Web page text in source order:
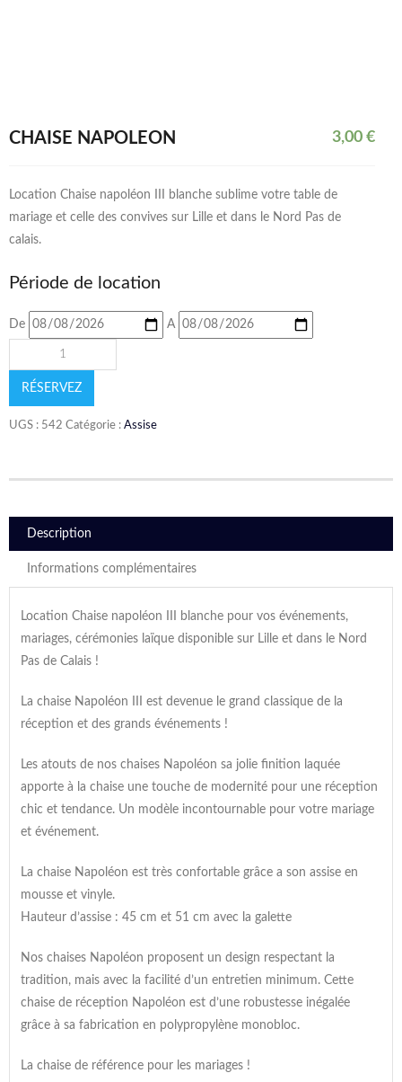
CHAISE NAPOLÉON 3,00 €
Location Chaise napoléon III blanche sublime votre table de
mariage et celle des convives sur Lille et dans le Nord Pas de
calais.
Période de location
De A
RÉSERVEZ
UGS : 542 Catégorie : Assise
Description
Informations complémentaires
Location Chaise napoléon III blanche pour vos événements,
mariages, cérémonies laïque disponible sur Lille et dans le Nord
Pas de Calais !
La chaise Napoléon III est devenue le grand classique de la
réception et des grands événements !
Les atouts de nos chaises Napoléon sa jolie finition laquée
apporte à la chaise une touche de modernité pour une réception
chic et tendance. Un modèle incontournable pour votre mariage
et événement.
La chaise Napoléon est très confortable grâce a son assise en
mousse et vinyle.
Hauteur d’assise : 45 cm et 51 cm avec la galette
Nos chaises Napoléon proposent un design respectant la
tradition, mais avec la facilité d’un entretien minimum. Cette
chaise de réception Napoléon est d’une robustesse inégalée
grâce à sa fabrication en polypropylène monobloc.
La chaise de référence pour les mariages !